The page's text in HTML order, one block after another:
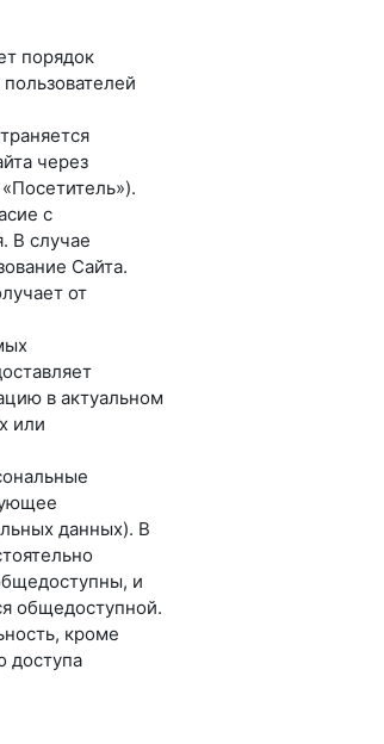
порядок
через
с
В случае
Сайта.
от
в актуальном
или
данных). В
и
общедоступной.
кроме
доступа